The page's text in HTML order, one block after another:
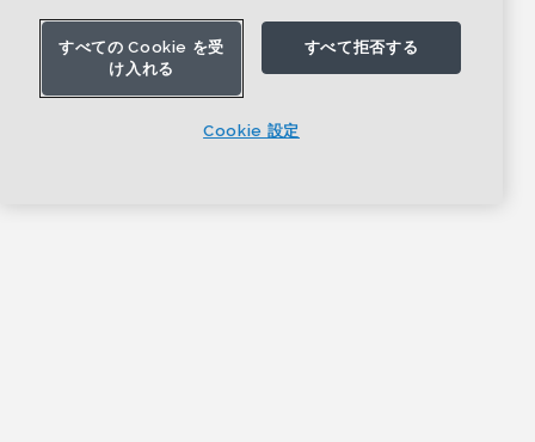
すべての Cookie を受
け入れる
すべて拒否する
Cookie 設定